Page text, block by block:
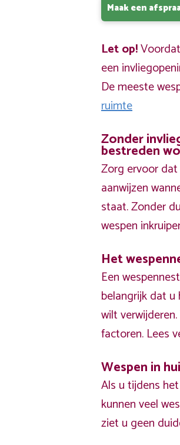
Maak een
Let op!
een
De meeste
ruimte
Zonder
bestreden
Zorg ervoor
aanwijzen
staat. Zonder
wespen
Het
Een
belangrijk dat
wilt
factoren. Lees
Wespen in
Als u tijdens
kunnen veel
ziet u geen